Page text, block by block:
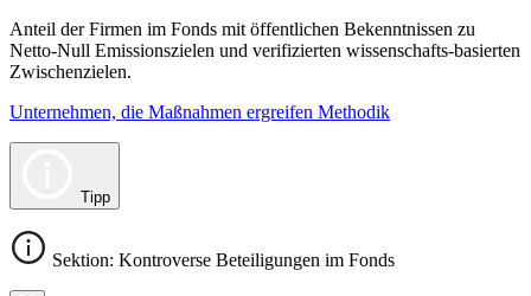
Anteil der Firmen im Fonds mit öffentlichen Bekenntnissen zu
Netto-Null Emissionszielen und verifizierten wissenschafts-basierten
Zwischenzielen.
Unternehmen, die Maßnahmen ergreifen Methodik
Tipp
Sektion: Kontroverse Beteiligungen im Fonds